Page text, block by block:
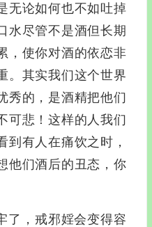
无论如何也不如吐掉
水尽管不是酒但长期
，使你对酒的依恋非
。其实我们这个世界
秀的，是酒精把他们
可悲！这样的人我们
到有人在痛饮之时，
他们酒后的丑态，你
了，戒邪婬会变得容